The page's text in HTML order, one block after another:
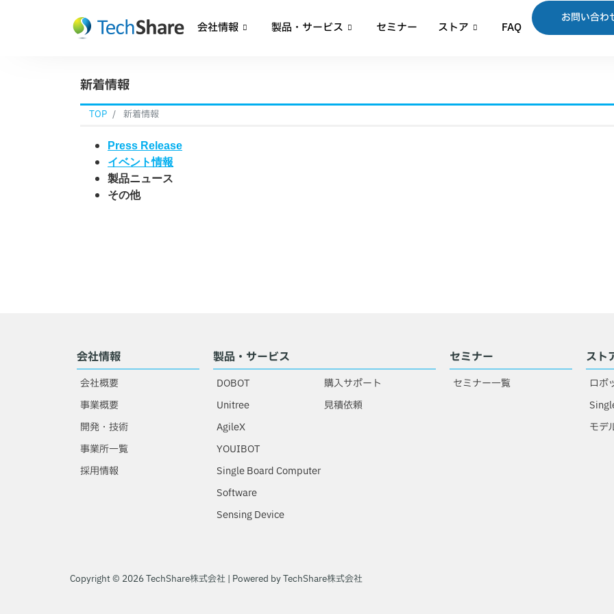
会社情報 製品・サービス セミナー ストア FAQ
お問い合わ
新着情報
TOP 新着情報
Press Release
イベント情報
製品ニュース
その他
会社情報
会社概要
事業概要
開発・技術
事業所一覧
採用情報
製品・サービス
DOBOT
Unitree
AgileX
YOUIBOT
Single Board Computer
Software
Sensing Device
購入サポート
見積依頼
セミナー
セミナー一覧
スト
ロボ
モデ
Copyright © 2026 TechShare株式会社 | Powered by TechShare株式会社